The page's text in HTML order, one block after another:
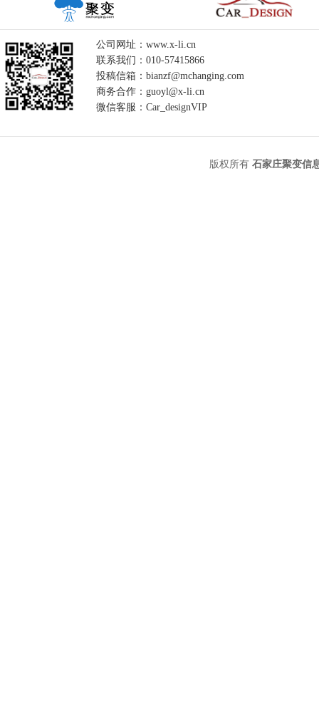
公司网址：www.x-li.cn
联系我们：010-57415866
投稿信箱：bianzf@mchanging.com
商务合作：guoyl@x-li.cn
微信客服：Car_designVIP
版权所有 石家庄聚变信